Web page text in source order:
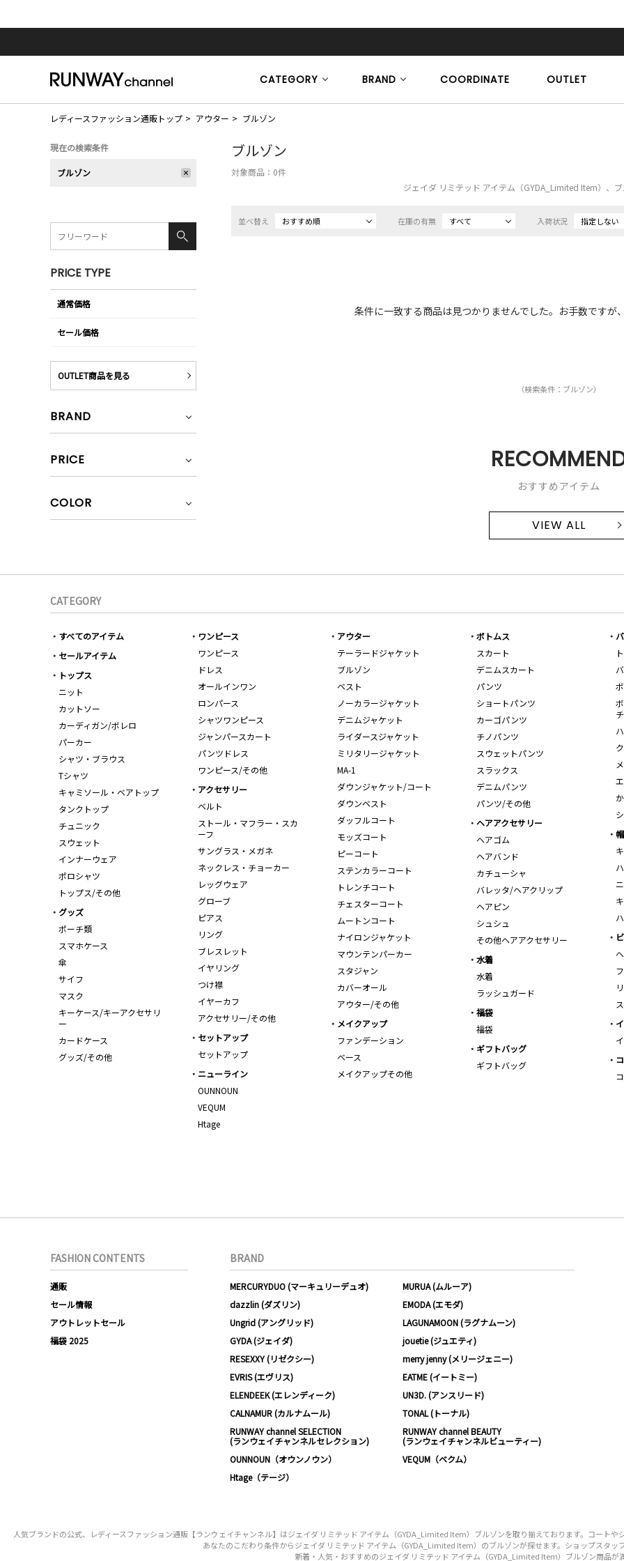
CATEGORY BRAND COORDINATE OUTLET
レディースファッション通販トップ アウター ブルゾン
ブルゾン
対象商品： 0件
ジェイダ リミテッド アイテム（GYDA_Limited Item）、
並べ替え おすすめ順 在庫の有無 すべて 入荷状況 指定しない
条件に一致する商品は見つかりませんでした。お手数ですが
（検索条件：ブルゾン）
おすすめアイテム
VIEW ALL
現在の検索条件
ブルゾン
PRICE TYPE
通常価格
セール価格
OUTLET商品を見る
BRAND
PRICE
COLOR
CATEGORY
すべてのアイテム
セールアイテム
トップス
ニット
カットソー
カーディガン/ボレロ
パーカー
シャツ・ブラウス
Tシャツ
キャミソール・ベアトップ
タンクトップ
チュニック
スウェット
インナーウェア
ポロシャツ
トップス/その他
ワンピース
ワンピース
ドレス
オールインワン
ロンパース
シャツワンピース
ジャンパースカート
パンツドレス
ワンピース/その他
アウター
テーラードジャケット
ブルゾン
ベスト
ノーカラージャケット
デニムジャケット
ライダースジャケット
ミリタリージャケット
MA-1
ダウンジャケット/コート
ダウンベスト
ダッフルコート
モッズコート
ピーコート
ステンカラーコート
トレンチコート
チェスターコート
ムートンコート
ナイロンジャケット
マウンテンパーカー
スタジャン
カバーオール
アウター/その他
ボトムス
スカート
デニムスカート
パンツ
ショートパンツ
カーゴパンツ
チノパンツ
スウェットパンツ
スラックス
デニムパンツ
パンツ/その他
チ
アクセサリー
ベルト
ストール・マフラー・スカ
ーフ
サングラス・メガネ
ネックレス・チョーカー
レッグウェア
グローブ
ピアス
リング
ブレスレット
イヤリング
つけ襟
イヤーカフ
アクセサリー/その他
ヘアアクセサリー
ヘアゴム
ヘアバンド
カチューシャ
バレッタ/ヘアクリップ
ヘアピン
シュシュ
その他ヘアアクセサリー
グッズ
ポーチ類
スマホケース
傘
サイフ
マスク
キーケース/キーアクセサリ
ー
カードケース
グッズ/その他
水着
水着
ラッシュガード
福袋
福袋
メイクアップ
ファンデーション
ベース
メイクアップその他
セットアップ
セットアップ
ギフトバッグ
ギフトバッグ
ニューライン
OUNNOUN
VEQUM
Htage
FASHION CONTENTS
通販
セール情報
アウトレットセール
福袋 2025
BRAND
MERCURYDUO (マーキュリーデュオ)
MURUA (ムルーア)
dazzlin (ダズリン)
EMODA (エモダ)
Ungrid (アングリッド)
LAGUNAMOON (ラグナムーン)
GYDA (ジェイダ)
jouetie (ジュエティ)
RESEXXY (リゼクシー)
merry jenny (メリージェニー)
EVRIS (エヴリス)
EATME (イートミー)
ELENDEEK (エレンディーク)
UN3D. (アンスリード)
CALNAMUR (カルナムール)
TONAL (トーナル)
RUNWAY channel SELECTION
(ランウェイチャンネルセレクション)
RUNWAY channel BEAUTY
(ランウェイチャンネルビューティー)
OUNNOUN（オウンノウン）
VEQUM（ベクム）
Htage（テージ）
人気ブランドの公式、レディースファッション通販【ランウェイチャンネル】はジェイダ リミテッド アイテム（GYDA_Limited Item）ブルゾンを取り揃えております。コート
あなたのこだわり条件からジェイダ リミテッド アイテム（GYDA_Limited Item）のブルゾンが探せます。ショップスタッ
新着・人気・おすすめのジェイダ リミテッド アイテム（GYDA_Limited Item）ブルゾン商品が